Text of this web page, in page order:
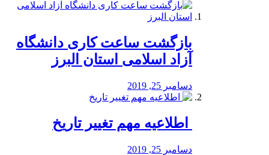
بازگشت ساعت کاری دانشگاه
آزاد اسلامی استان البرز
دسامبر 25, 2019
️ اطلاعیه مهم تغییر تاریخ
دسامبر 25, 2019